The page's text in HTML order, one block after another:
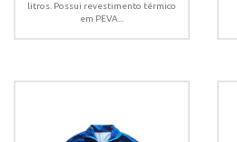
litros. Possui revestimento térmico
em PEVA...